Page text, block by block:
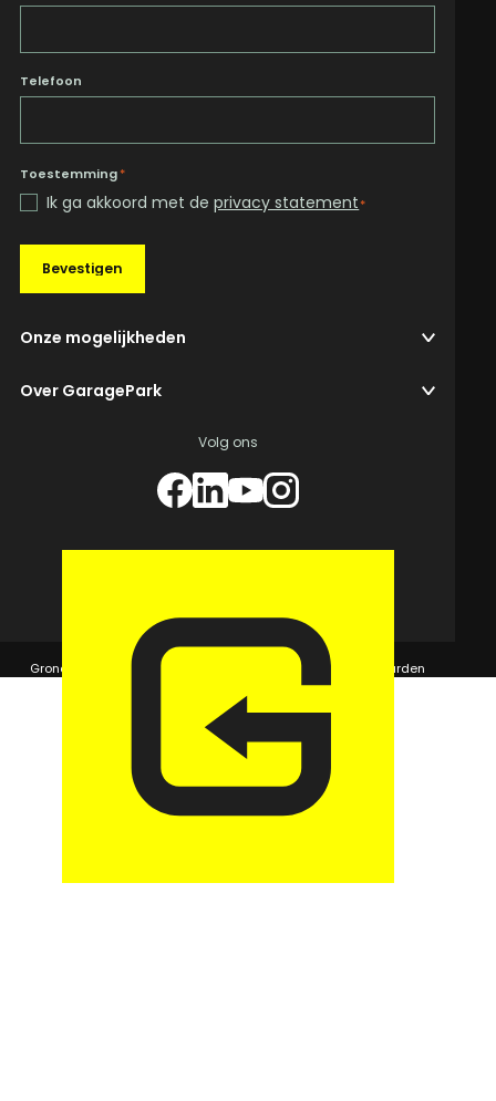
Telefoon
Toestemming*
Ik ga akkoord met deprivacy statement*
Bevestigen
Onze mogelijkheden
Over GaragePark
Volg ons
© 2026 GaragePark.
Grondposities
365Beheer & GaragePark Algemene voorwaarden